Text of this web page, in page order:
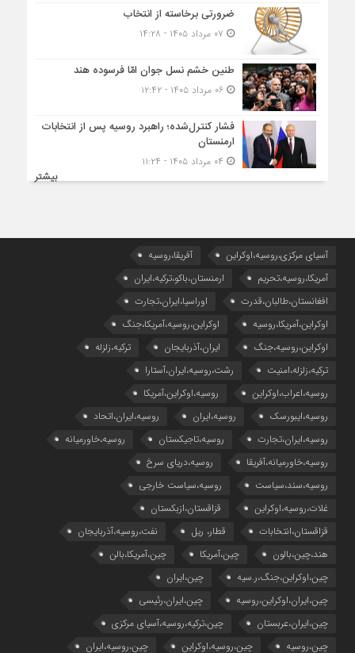
ضرورتی برخاسته از انتخاب
طنین خشم نسل جوان امّا فرسوده هند
۰۶ مرداد ۱۴۰۵ - ۱۲:۴۲
فشار کنترل‌شده؛ راهبرد روسیه پس از انتخابات
ارمنستان
بیشتر
آسیای مرکزی،روسیه،اوکراین
آفریقا،روسیه
آمریکا،روسیه،تحریم
ارمنستان،باکو،ترکیه،ایران
افغانستان،طالبان،قدرت
اوراسیا،ایران،تجارت
اوکراین،آمریکا،روسیه
اوکراین،روسیه،آمریکا،جنگ
اوکراین،روسیه،جنگ
ایران،آذربایجان
ترکیه،زلزله
ترکیه،زلزله،امنیت
رشت،روسیه،ایران،آستارا
روسیه،اعراب،اوکراین
روسیه،اوکراین،آمریکا
روسیه،ایبورسک
روسیه،ایران
روسیه،ایران،اتحاد
روسیه،ایران،تجارت
روسیه،تاجیکستان
روسیه،خاورمیانه
روسیه،خاورمیانه،آفریقا
روسیه،دریای سرخ
روسیه،سند،سیاست
روسیه،سیاست خارجی
غلات،روسیه،اوکراین
قزاقستان،ازبکستان
قزاقستان،انتخابات
قطار، ریل
نفت،روسیه،آذربایجان
هند،چین،بالون
چین،آمریکا
چین،آمریکا،بالن
چین،اوکراین،جنگ،ر.سیه
چین،ایران
چین،ایران،اوکراین،روسیه
چین،ایران،رئیسی
چین،ایران،عربستان
چین،ترکیه،روسیه،آسیای مرکزی
چین،روسیه
چین،روسیه،اوکراین چین،روسیه،ایران